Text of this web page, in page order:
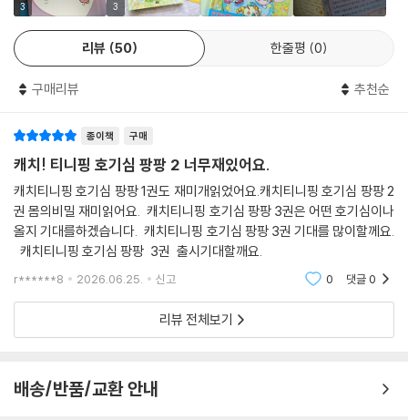
학습 페이지를 수록해, 이야기 속에 등장한 지식을 시각적으로 정리했습니
다. 이를 통해 독자들은 다양한 지식을 쉽고 재미있게 이해할 수 있게 됩니
다. 또, 티니핑과 함께하는 놀이 페이지를 마련해 알록달록 색칠하고, 게임
경험을 이어 갈 수 있습니다. 스토리와 학습, 놀이가 촘촘하게 연계된 알찬
이에게 권할 수 있는 믿음직한 학습 콘텐츠를 제공할 것입니다.
로미의 호기심 초대장
친구들, 안녕!
만나서 정말 반가워. 난 이모션 왕국의 로미 공주야!
그리고 내 옆에 있는 이 귀여운 친구는 모두 알고 있지?
친구들에겐 평소 궁금해서 꼭 알고 싶었던 호기심이 하나쯤은 있을 거야.
많아지거든.
3 3
리뷰 50 한줄평 0
구매리뷰 추천순
종이책 구매
캐치! 티니핑 호기심 팡팡 2 너무재있어요.
캐치티니핑 호기심 팡팡 1권도 재미개읽었어요.캐치티니핑 호기심 팡팡 2
권 몸의비밀 재미읽어요. 캐치티니핑 호기심 팡팡 3권은 어떤 호기심이나
올지 기대를하겠습니다. 캐치티니핑 호기심 팡팡 3권 기대를 많이할께요.
캐치티니핑 호기심 팡팡 3권 출시기대할깨요.
r******8 2026.06.25. 신고 0 댓글0
리뷰 전체보기
배송/반품/교환 안내